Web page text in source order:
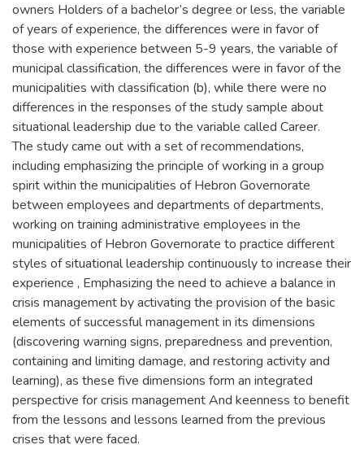
owners Holders of a bachelor’s degree or less, the variable
of years of experience, the differences were in favor of
those with experience between 5-9 years, the variable of
municipal classification, the differences were in favor of the
municipalities with classification (b), while there were no
differences in the responses of the study sample about
situational leadership due to the variable called Career.
The study came out with a set of recommendations,
including emphasizing the principle of working in a group
spirit within the municipalities of Hebron Governorate
between employees and departments of departments,
working on training administrative employees in the
municipalities of Hebron Governorate to practice different
styles of situational leadership continuously to increase their
experience , Emphasizing the need to achieve a balance in
crisis management by activating the provision of the basic
elements of successful management in its dimensions
(discovering warning signs, preparedness and prevention,
containing and limiting damage, and restoring activity and
learning), as these five dimensions form an integrated
perspective for crisis management And keenness to benefit
from the lessons and lessons learned from the previous
crises that were faced.